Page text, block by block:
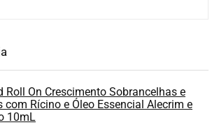
Roll On Crescimento Sobrancelhas e
com Rícino e Óleo Essencial Alecrim e
10mL